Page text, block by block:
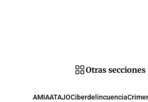
Otras secciones
AMIAATAJOCiberdelincuencia